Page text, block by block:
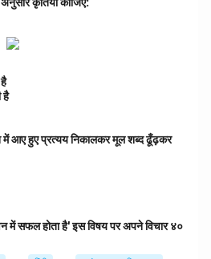
कृतियाँ कीजिए:
है
में आए हुए प्रत्यय निकालकर मूल शब्द ढूँढ़कर
में सफल होता है' इस विषय पर अपने विचार ४०